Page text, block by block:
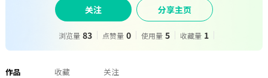
关注 分享主页
浏览量 83 点赞量 0 使用量 5 收藏量 1
作品 收藏 关注